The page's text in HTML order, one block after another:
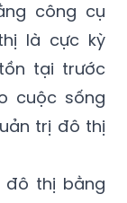
lý chặt chẽ
công cụ
là cực kỳ
tại trước
sống
trị đô thị